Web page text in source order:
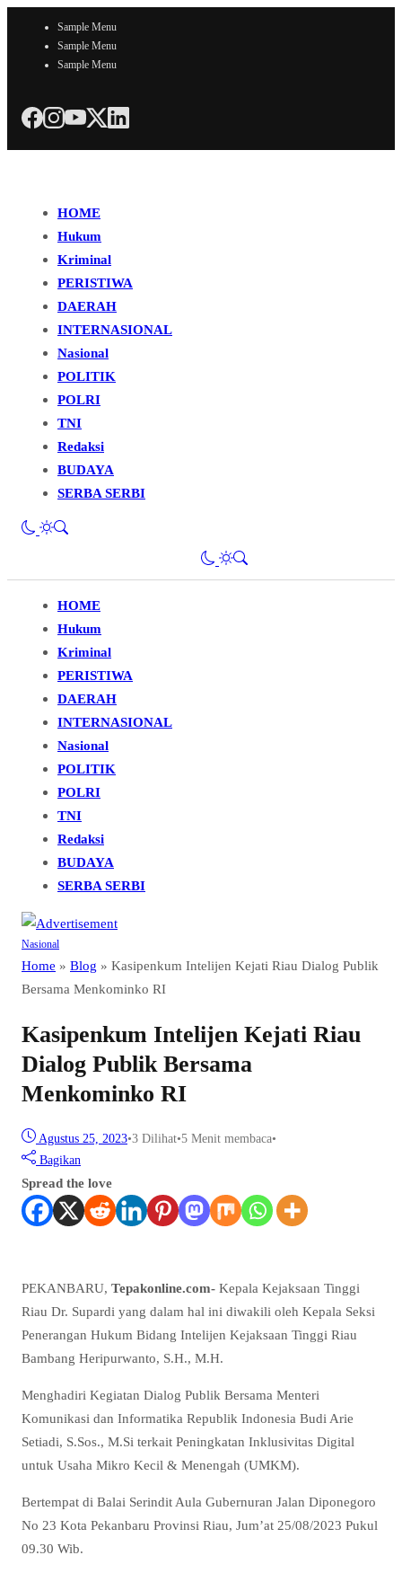
Sample Menu
Sample Menu
Sample Menu
HOME
Hukum
Kriminal
PERISTIWA
DAERAH
INTERNASIONAL
Nasional
POLITIK
POLRI
TNI
Redaksi
BUDAYA
SERBA SERBI
HOME
Hukum
Kriminal
PERISTIWA
DAERAH
INTERNASIONAL
Nasional
POLITIK
POLRI
TNI
Redaksi
BUDAYA
SERBA SERBI
Nasional
Home » Blog » Kasipenkum Intelijen Kejati Riau Dialog Publik
Bersama Menkominko RI
Kasipenkum Intelijen Kejati Riau
Dialog Publik Bersama
Menkominko RI
Agustus 25, 2023•3 Dilihat•5 Menit membaca•
Bagikan
Spread the love
PEKANBARU, Tepakonline.com- Kepala Kejaksaan Tinggi
Riau Dr. Supardi yang dalam hal ini diwakili oleh Kepala Seksi
Penerangan Hukum Bidang Intelijen Kejaksaan Tinggi Riau
Bambang Heripurwanto, S.H., M.H.
Menghadiri Kegiatan Dialog Publik Bersama Menteri
Komunikasi dan Informatika Republik Indonesia Budi Arie
Setiadi, S.Sos., M.Si terkait Peningkatan Inklusivitas Digital
untuk Usaha Mikro Kecil & Menengah (UMKM).
Bertempat di Balai Serindit Aula Gubernuran Jalan Diponegoro
No 23 Kota Pekanbaru Provinsi Riau, Jum’at 25/08/2023 Pukul
09.30 Wib.